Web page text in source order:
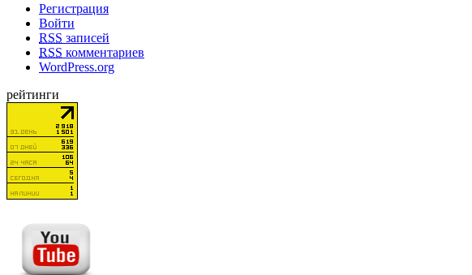
Регистрация
Войти
RSS записей
RSS комментариев
WordPress.org
рейтинги